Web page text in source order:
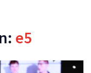
e5